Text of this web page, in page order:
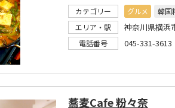
カテゴリー グルメ
韓国
エリア・駅
神奈川県横浜
電話番号 045-331-3613
蕎麦Cafe 粉々奈